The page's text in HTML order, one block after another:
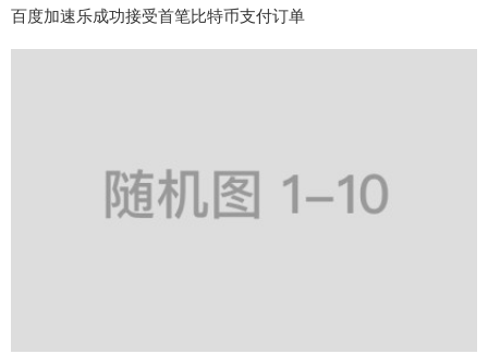
百度加速乐成功接受首笔比特币支付订单